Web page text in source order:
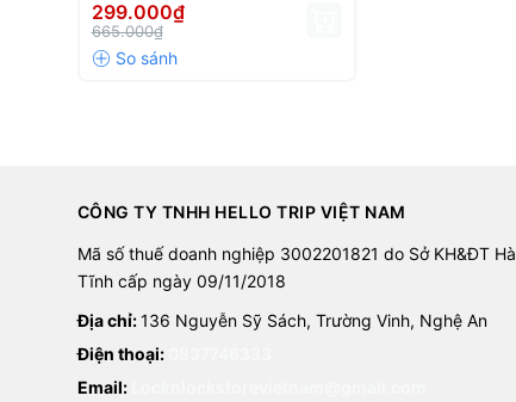
299.000₫
665.000₫
CÔNG TY TNHH HELLO TRIP VIỆT NAM
Mã số thuế doanh nghiệp 3002201821 do Sở KH&ĐT Hà
Tĩnh cấp ngày 09/11/2018
Địa chỉ:136 Nguyễn Sỹ Sách, Trường Vinh, Nghệ An
Điện thoại:
Email: